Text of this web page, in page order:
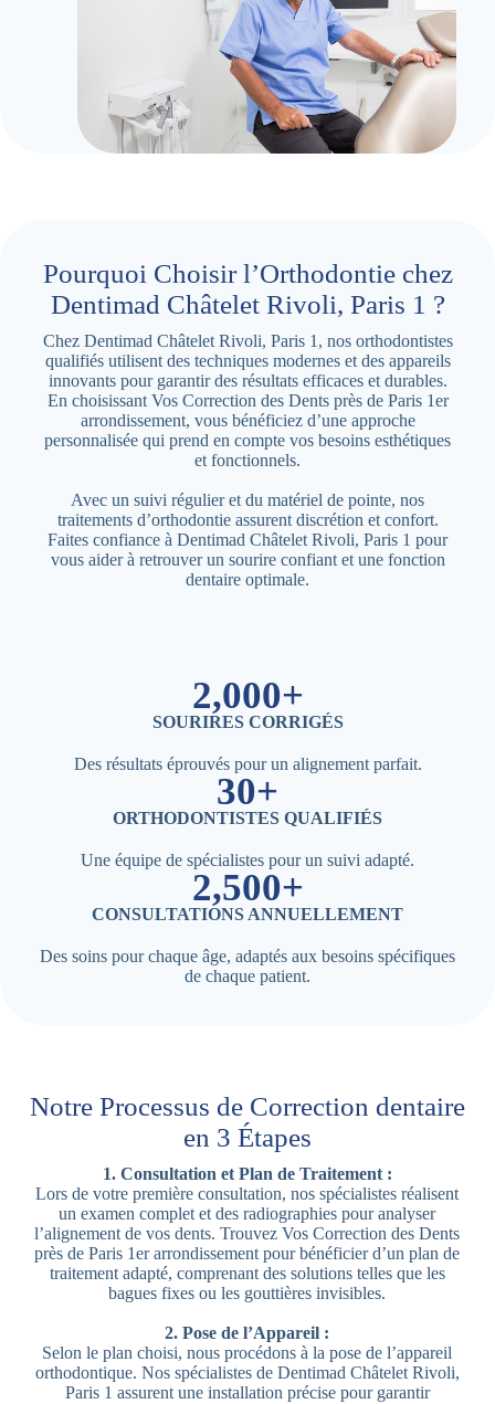
Pourquoi Choisir l’Orthodontie chez
Dentimad Châtelet Rivoli, Paris 1 ?
Chez Dentimad Châtelet Rivoli, Paris 1, nos orthodontistes
qualifiés utilisent des techniques modernes et des appareils
innovants pour garantir des résultats efficaces et durables.
En choisissant Vos Correction des Dents près de Paris 1er
arrondissement, vous bénéficiez d’une approche
personnalisée qui prend en compte vos besoins esthétiques
et fonctionnels.
Avec un suivi régulier et du matériel de pointe, nos
traitements d’orthodontie assurent discrétion et confort.
Faites confiance à Dentimad Châtelet Rivoli, Paris 1 pour
vous aider à retrouver un sourire confiant et une fonction
dentaire optimale.
2,000+
SOURIRES CORRIGÉS
Des résultats éprouvés pour un alignement parfait.
30+
ORTHODONTISTES QUALIFIÉS
Une équipe de spécialistes pour un suivi adapté.
2,500+
CONSULTATIONS ANNUELLEMENT
Des soins pour chaque âge, adaptés aux besoins spécifiques
de chaque patient.
Notre Processus de Correction dentaire
en 3 Étapes
1. Consultation et Plan de Traitement :
Lors de votre première consultation, nos spécialistes réalisent
un examen complet et des radiographies pour analyser
l’alignement de vos dents. Trouvez Vos Correction des Dents
près de Paris 1er arrondissement pour bénéficier d’un plan de
traitement adapté, comprenant des solutions telles que les
bagues fixes ou les gouttières invisibles.
2. Pose de l’Appareil :
Selon le plan choisi, nous procédons à la pose de l’appareil
orthodontique. Nos spécialistes de Dentimad Châtelet Rivoli,
Paris 1 assurent une installation précise pour garantir